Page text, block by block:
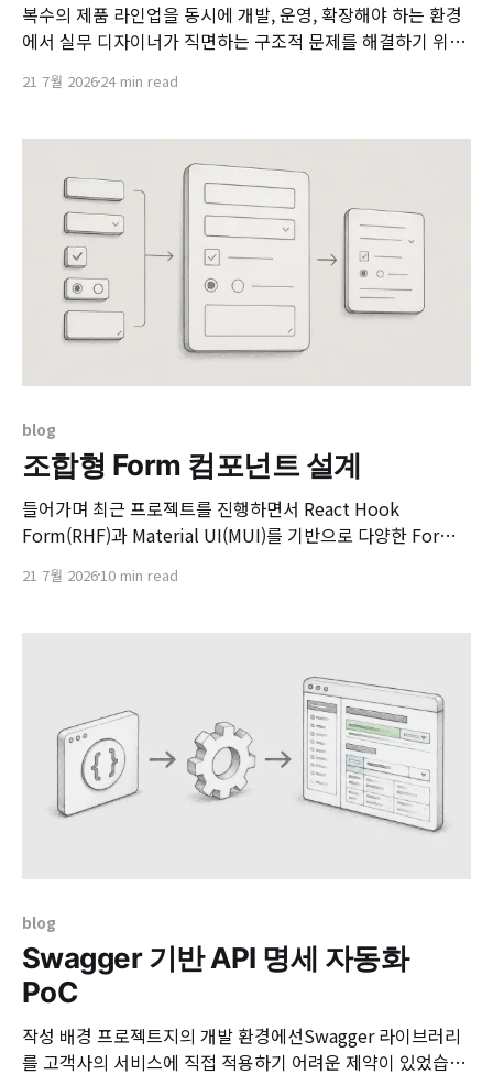
복수의 제품 라인업을 동시에 개발, 운영, 확장해야 하는 환경
에서 실무 디자이너가 직면하는 구조적 문제를 해결하기 위한
델(하우스 오브 브랜즈, 브랜디드 하우스, 하이브리드)의 개념
의 실무적 연결고리를 상세히 정의합니다. 1. 멀티 프로덕트
환경에서의 디자이너의
21 7월 202624 min read
blog
조합형 Form 컴포넌트 설계
들어가며 최근 프로젝트를 진행하면서 React Hook
Form(RHF)과 Material UI(MUI)를 기반으로 다양한 Form
을 유지하기 위해 공통 Field 컴포넌트를 구축하여 사용하고
21 7월 202610 min read
blog
Swagger 기반 API 명세 자동화
PoC
작성 배경 프로젝트지의 개발 환경에선Swagger 라이브러리
를 고객사의 서비스에 직접 적용하기 어려운 제약이 있었습니